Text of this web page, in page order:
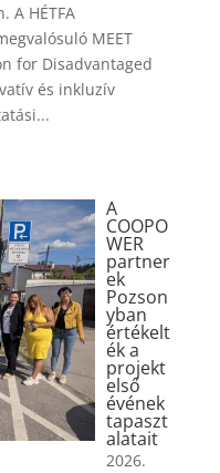
A HÉTFA
MEET
for Disadvantaged
és inkluzív
A
COOPO
WER
partner
ek
Pozson
yban
értékelt
ék a
projekt
első
évének
tapaszt
alatait
2026.